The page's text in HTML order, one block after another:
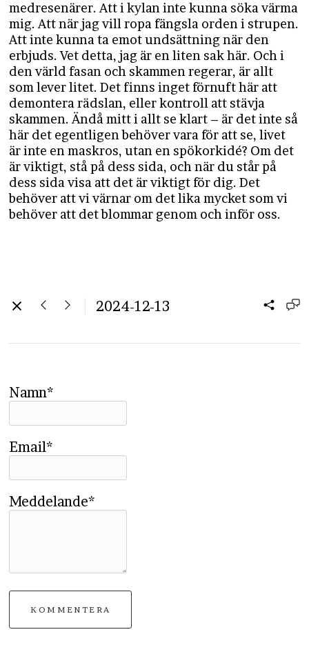
medresenärer. Att i kylan inte kunna söka värma
mig. Att när jag vill ropa fängsla orden i strupen.
Att inte kunna ta emot undsättning när den
erbjuds. Vet detta, jag är en liten sak här. Och i
den värld fasan och skammen regerar, är allt
som lever litet. Det finns inget förnuft här att
demontera rädslan, eller kontroll att stävja
skammen. Ändå mitt i allt se klart – är det inte så
här det egentligen behöver vara för att se, livet
är inte en maskros, utan en spökorkidé? Om det
är viktigt, stå på dess sida, och när du står på
dess sida visa att det är viktigt för dig. Det
behöver att vi värnar om det lika mycket som vi
behöver att det blommar genom och inför oss.
2024-12-13
Namn*
Email*
Meddelande*
KOMMENTERA